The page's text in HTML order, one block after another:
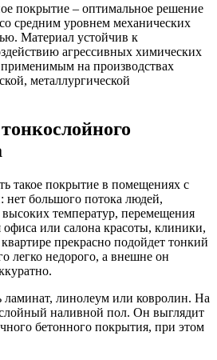
покрытие – оптимальное решение
средним уровнем механических
Материал устойчив к
агрессивных химических
применимым на производствах
металлургической
такое покрытие в помещениях с
нет большого потока людей,
температур, перемещения
или салона красоты, клиники,
прекрасно подойдет тонкий
легко недорого, а внешне он
линолеум или ковролин. На
наливной пол. Он выглядит
бетонного покрытия, при этом